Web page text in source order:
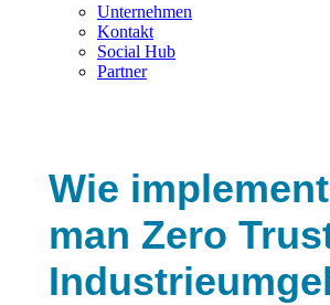
Unternehmen
Kontakt
Social Hub
Partner
Wie
man Zero